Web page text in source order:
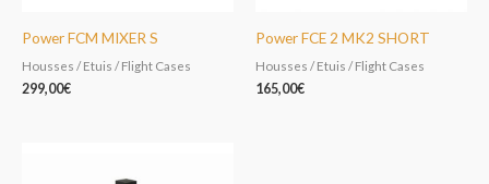
Power FCM MIXER S
Housses / Etuis / Flight Cases
299,00€
Power FCE 2 MK2 SHORT
Housses / Etuis / Flight Cases
165,00€